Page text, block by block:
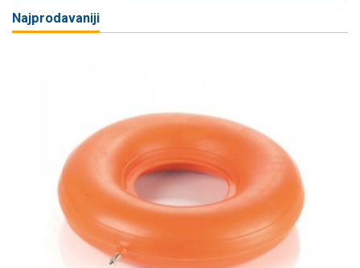
Najprodavaniji